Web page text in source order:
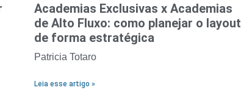
Academias Exclusivas x Academias
de Alto Fluxo: como planejar o layout
de forma estratégica
Patricia Totaro
Leia esse artigo »